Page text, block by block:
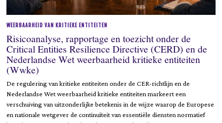
WEERBAARHEID VAN KRITIEKE ENTITEITEN
Risicoanalyse, rapportage en toezicht onder de
Critical Entities Resilience Directive (CERD) en de
Nederlandse Wet weerbaarheid kritieke entiteiten
(Wwke)
De regulering van kritieke entiteiten onder de CER-richtlijn en de
Nederlandse Wet weerbaarheid kritieke entiteiten markeert een
verschuiving van uitzonderlijke betekenis in de wijze waarop de Europese
en nationale wetgever de continuïteit van essentiële diensten normatief